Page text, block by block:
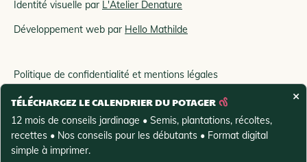
Identité visuelle par L'Atelier Denature
Développement web par Hello Mathilde
Politique de confidentialité et mentions légales
Conditions générales de vente
×
TÉLÉCHARGEZ LE CALENDRIER DU POTAGER
12 mois de conseils jardinage • Semis, plantations, récoltes,
recettes • Nos conseils pour les débutants • Format digital
simple à imprimer.